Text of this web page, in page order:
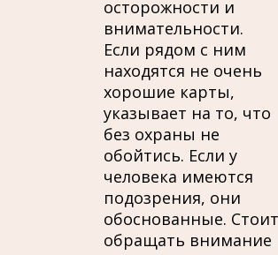
осторожности и
внимательности.
Если рядом с ним
находятся не очень
хорошие карты,
указывает на то, что
без охраны не
обойтись. Если у
человека имеются
подозрения, они
обоснованные. Стоит
обращать внимание